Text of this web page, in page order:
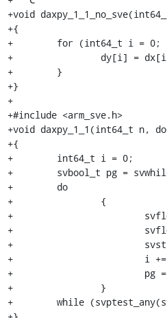
+void
+{
+        for (int64_t i = 0;
+                dy[i] = dx[i]
+        }
+}
+
+#include <arm_sve.h>
+void daxpy_1_1(int64_t n,
+{
+        int64_t i = 0;
+        svbool_t pg =
+        do
+                {
+
+
+
+                        i +=
+                        pg =
+                }
+        while